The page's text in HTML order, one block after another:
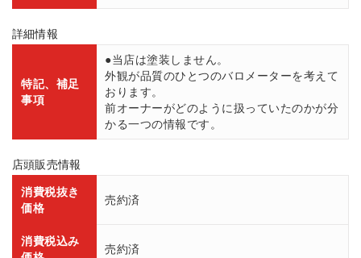
詳細情報
特記、補足
事項
●当店は塗装しません。
外観が品質のひとつのバロメーターを考えて
おります。
前オーナーがどのように扱っていたのかが分
かる一つの情報です。
店頭販売情報
消費税抜き
価格
売約済
消費税込み
売約済